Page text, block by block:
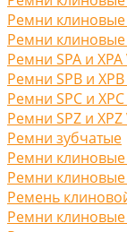
Ремни
Ремни клиновые
Ремни SPA и XPA
Ремни SPB и XPB
Ремни SPC и XPC
Ремни SPZ и XPZ
Ремни зубчатые
Ремни клиновые
Ремни клиновые
Ремень
Ремни клиновые